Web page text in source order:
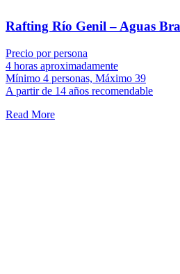
Rafting Río Genil – Aguas
Precio por persona
4 horas aproximadamente
Mínimo 4 personas, Máximo 39
A partir de 14 años recomendable
Read More